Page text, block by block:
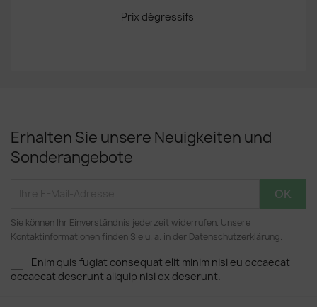
Prix dégressifs
Erhalten Sie unsere Neuigkeiten und
Sonderangebote
Sie können Ihr Einverständnis jederzeit widerrufen. Unsere
Kontaktinformationen finden Sie u. a. in der Datenschutzerklärung.
Enim quis fugiat consequat elit minim nisi eu occaecat
occaecat deserunt aliquip nisi ex deserunt.